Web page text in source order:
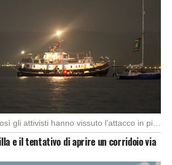
e il tentativo di aprire un corridoio via